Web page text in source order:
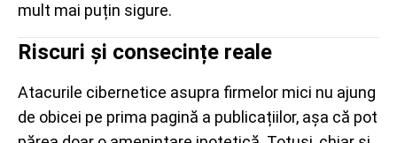
mult mai puțin sigure.
Riscuri și consecințe reale
Atacurile cibernetice asupra firmelor mici nu ajung
de obicei pe prima pagină a publicațiilor, așa că pot